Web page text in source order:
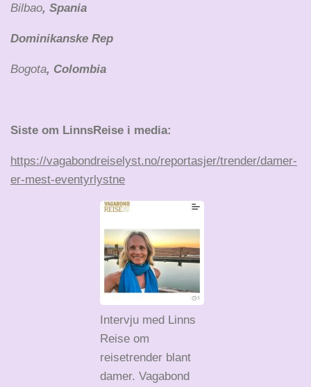
Bilbao, Spania
Dominikanske Rep
Bogota, Colombia
Siste om LinnsReise i media:
https://vagabondreiselyst.no/reportasjer/trender/damer-
er-mest-eventyrlystne
Intervju med Linns
Reise om
reisetrender blant
damer. Vagabond